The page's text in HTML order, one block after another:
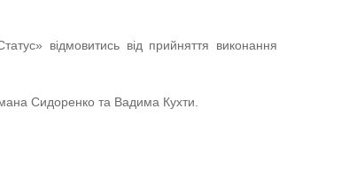
відмовитись від прийняття виконання
Сидоренко та Вадима Кухти.